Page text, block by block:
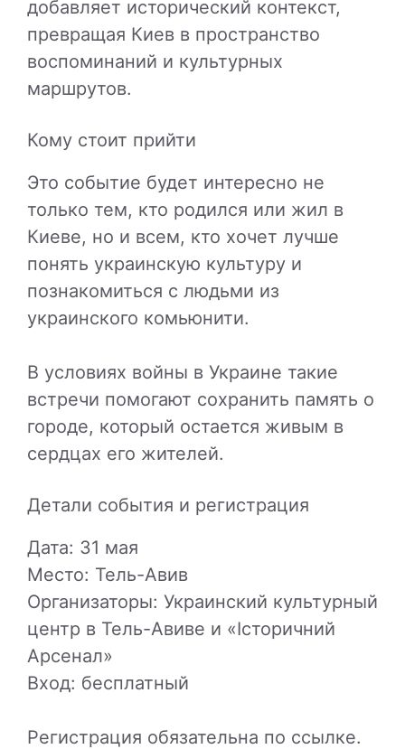
добавляет исторический контекст,
превращая Киев в пространство
воспоминаний и культурных
маршрутов.
Кому стоит прийти
Это событие будет интересно не
только тем, кто родился или жил в
Киеве, но и всем, кто хочет лучше
понять украинскую культуру и
познакомиться с людьми из
украинского комьюнити.
В условиях войны в Украине такие
встречи помогают сохранить память о
городе, который остается живым в
сердцах его жителей.
Детали события и регистрация
Дата: 31 мая
Место: Тель-Авив
Организаторы: Украинский культурный
центр в Тель-Авиве и «Історичний
Арсенал»
Вход: бесплатный
Регистрация обязательна по ссылке.